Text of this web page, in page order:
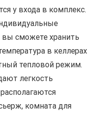
у входа в комплекс.
вы сможете хранить
в келлерах
тепловой режим.
легкость
комната для